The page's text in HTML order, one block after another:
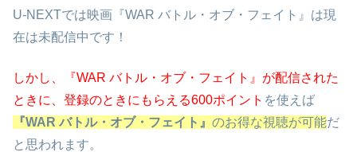
U-NEXTでは映画『WAR バトル・オブ・フェイト』は現
在は未配信中です！
しかし、『WAR バトル・オブ・フェイト』が配信された
ときに、 登録のときにもらえる600ポイント を使えば
『WAR バトル・オブ・フェイト』 のお得な視聴が可能だ
と思われます。